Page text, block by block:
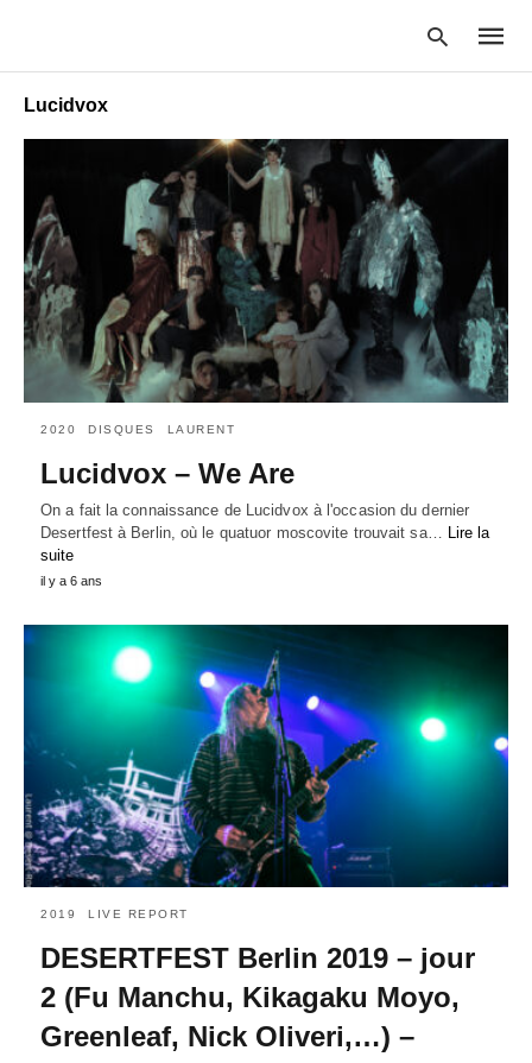
and
hit
enter:
Lucidvox
2020 DISQUES LAURENT
Lucidvox – We Are
On a fait la connaissance de Lucidvox à l'occasion du dernier
Desertfest à Berlin, où le quatuor moscovite trouvait sa… Lire la
suite
il y a 6 ans
2019 LIVE REPORT
DESERTFEST Berlin 2019 – jour
2 (Fu Manchu, Kikagaku Moyo,
Greenleaf, Nick Oliveri,…) –